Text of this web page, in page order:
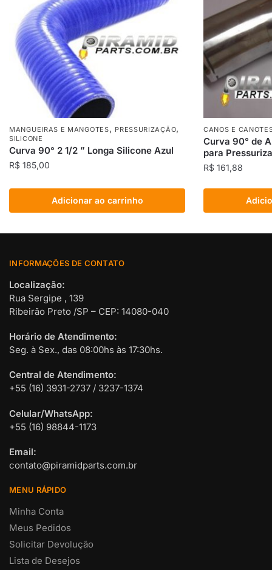
MANGUEIRAS E MANGOTES, PRESSURIZAÇÃO,
SILICONE
Curva 90° 2 1/2 ” Longa Silicone Azul
R$ 185,00
Adicionar ao carrinho
CANOS E
Curva 90° de
para
R$ 161,88
INFORMAÇÕES DE CONTATO
Localização:
Rua Sergipe , 139
Ribeirão Preto /SP – CEP: 14080-040
Horário de Atendimento:
Seg. à Sex., das 08:00hs às 17:30hs.
Central de Atendimento:
+55 (16) 3931-2737 / 3237-1374
Celular/WhatsApp:
+55 (16) 98844-1173
Email:
contato@piramidparts.com.br
MENU RÁPIDO
Minha Conta
Meus Pedidos
Solicitar Devolução
Lista de Desejos